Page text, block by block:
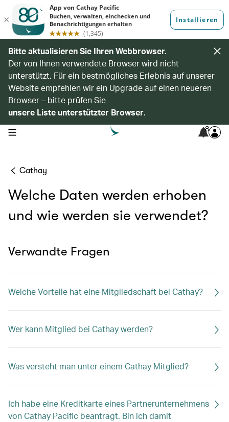
Bitte aktualisieren Sie Ihren Webbrowser.
Der von Ihnen verwendete Browser wird nicht
unterstützt. Für ein bestmögliches Erlebnis auf unserer
Website empfehlen wir ein Upgrade auf einen neueren
Browser – bitte prüfen Sie
unsere Liste unterstützter Browser.
open navigation menu 8
Cathay
Welche Daten werden erhoben
und wie werden sie verwendet?
Verwandte Fragen
Welche Vorteile hat eine Mitgliedschaft bei Cathay?
Wer kann Mitglied bei Cathay werden?
Was versteht man unter einem Cathay Mitglied?
Ich habe eine Kreditkarte eines Partnerunternehmens
von Cathay Pacific beantragt. Bin ich damit